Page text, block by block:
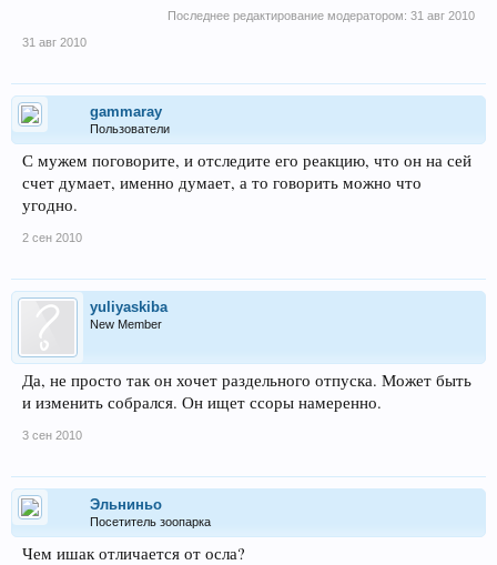
Последнее редактирование модератором: 31 авг 2010
31 авг 2010
gammaray
Пользователи
С мужем поговорите, и отследите его реакцию, что он на сей
счет думает, именно думает, а то говорить можно что
угодно.
2 сен 2010
yuliyaskiba
New Member
Да, не просто так он хочет раздельного отпуска. Может быть
и изменить собрался. Он ищет ссоры намеренно.
3 сен 2010
Эльниньо
Посетитель зоопарка
Чем ишак отличается от осла?